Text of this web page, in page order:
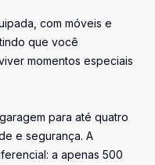
com móveis e
que você
momentos especiais
para até quatro
e segurança. A
a apenas 500